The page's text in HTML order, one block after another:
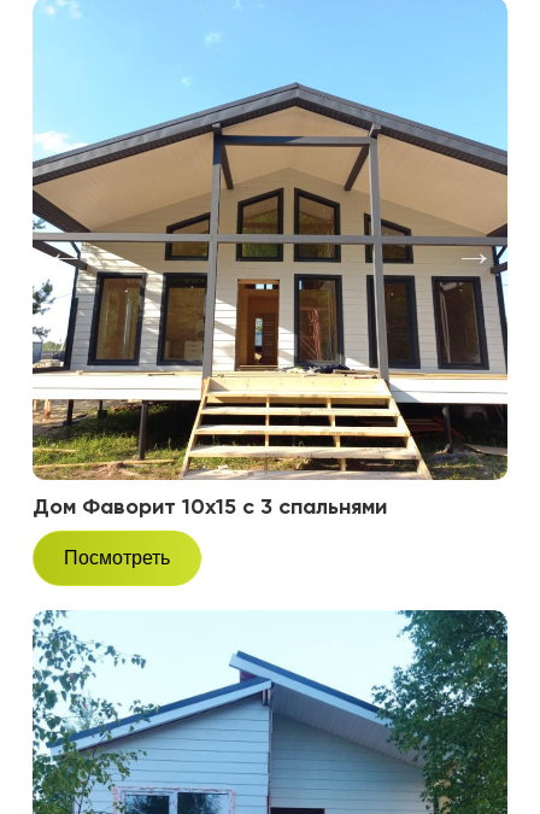
Дом Фаворит 10х15 с 3 спальнями
Посмотреть